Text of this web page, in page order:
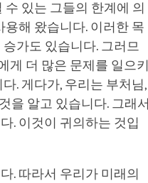
있는 그들의 한계에 의
해 왔습니다. 이러한 목
가도 있습니다. 그러므
게 더 많은 문제를 일으키
. 게다가, 우리는 부처님,
을 알고 있습니다. 그래서
. 이것이 귀의하는 것입
. 따라서 우리가 미래의